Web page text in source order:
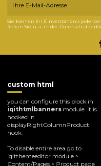
Sie können Ihr Einverständnis
finden Sie u. a. in der
custom html
you can configure this block in
iqithtmlbanners module. It is
hooked in
displayRightColumnProduct
hook.
To disable entire area go to
iqitthemeeditor module >
Content/Pages > Product page